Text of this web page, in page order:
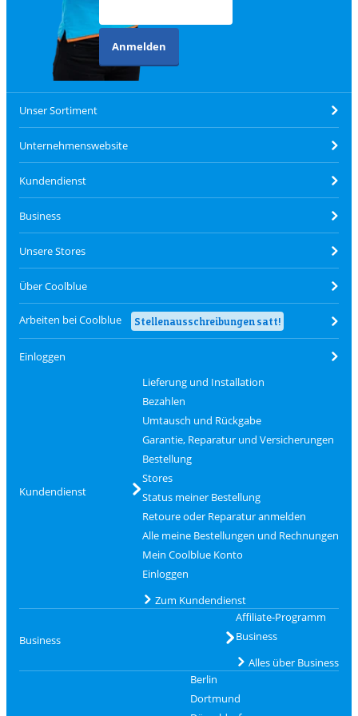
Anmelden
Unser Sortiment
Unternehmenswebsite
Kundendienst
Business
Unsere Stores
Über Coolblue
Arbeiten bei Coolblue Stellenausschreibungen satt!
Einloggen
Kundendienst
Lieferung und Installation
Bezahlen
Umtausch und Rückgabe
Garantie, Reparatur und Versicherungen
Bestellung
Stores
Status meiner Bestellung
Retoure oder Reparatur anmelden
Alle meine Bestellungen und Rechnungen
Mein Coolblue Konto
Einloggen
Zum Kundendienst
Business
Affiliate-Programm
Business
Alles über Business
Berlin
Dortmund